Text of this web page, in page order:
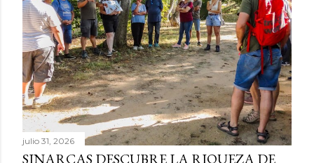
julio 31, 2026
SINARCAS DESCUBRE LA RIQUEZA DE